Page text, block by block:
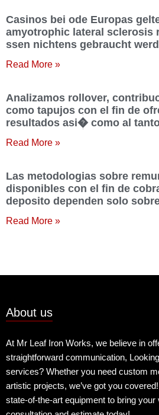
Casinos bei ode Europas
amyotrophic lateral sclerosis
ssen nichtens gebraucht
Read More »
Analizamos rollover,
como tapujos con el fin de
resultados asi� como al
Read More »
Las metodologias sobre
disponibles con el fin de
deposito dependen solo
Read More »
About us
At Mr Leaf Iron Works, we believe in
straightforward communication,
services? Whether you need custom
artistic projects, we’ve got you
state-of-the-art equipment to bring